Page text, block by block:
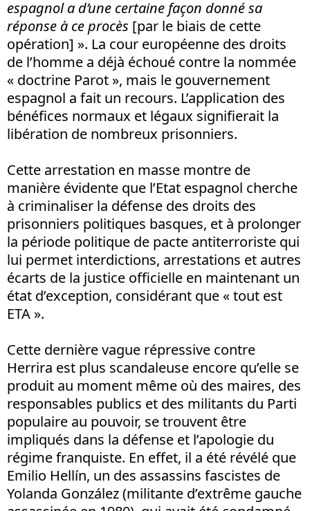
espagnol a d’une certaine façon donné sa
réponse à ce procès [par le biais de cette
opération] ». La cour européenne des droits
de l’homme a déjà échoué contre la nommée
« doctrine Parot », mais le gouvernement
espagnol a fait un recours. L’application des
bénéfices normaux et légaux signifierait la
libération de nombreux prisonniers.
Cette arrestation en masse montre de
manière évidente que l’Etat espagnol cherche
à criminaliser la défense des droits des
prisonniers politiques basques, et à prolonger
la période politique de pacte antiterroriste qui
lui permet interdictions, arrestations et autres
écarts de la justice officielle en maintenant un
état d’exception, considérant que « tout est
ETA ».
Cette dernière vague répressive contre
Herrira est plus scandaleuse encore qu’elle se
produit au moment même où des maires, des
responsables publics et des militants du Parti
populaire au pouvoir, se trouvent être
impliqués dans la défense et l’apologie du
régime franquiste. En effet, il a été révélé que
Emilio Hellín, un des assassins fascistes de
Yolanda González (militante d’extrême gauche